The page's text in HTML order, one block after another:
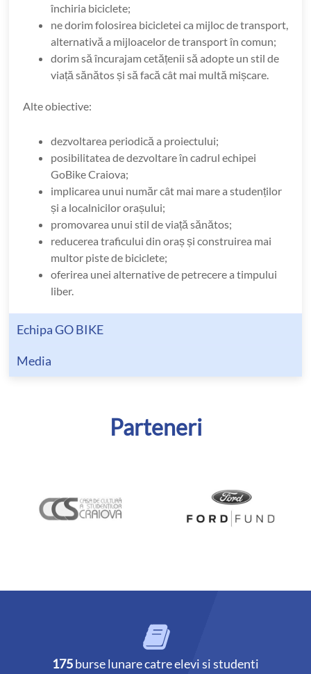
închiria biciclete;
ne dorim folosirea bicicletei ca mijloc de transport,
alternativă a mijloacelor de transport în comun;
dorim să încurajam cetățenii să adopte un stil de
viață sănătos și să facă cât mai multă mișcare.
Alte obiective:
dezvoltarea periodică a proiectului;
posibilitatea de dezvoltare în cadrul echipei
GoBike Craiova;
implicarea unui număr cât mai mare a studenților
și a localnicilor orașului;
promovarea unui stil de viață sănătos;
reducerea traficului din oraș și construirea mai
multor piste de biciclete;
oferirea unei alternative de petrecere a timpului
liber.
Echipa GO BIKE
Media
Parteneri
175burse lunare catre elevi si studenti